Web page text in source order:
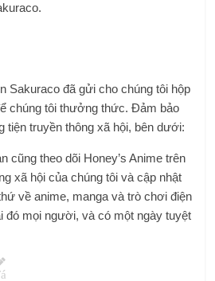
Sakuraco đã gửi cho chúng tôi hộp
chúng tôi thưởng thức. Đảm bảo
tiện truyền thông xã hội, bên dưới:
cũng theo dõi Honey’s Anime trên
xã hội của chúng tôi và cập nhật
về anime, manga và trò chơi điện
đó mọi người, và có một ngày tuyệt